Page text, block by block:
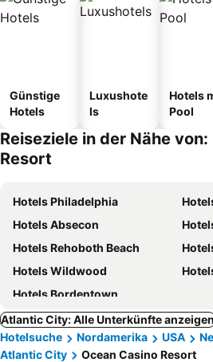
Günstige
Hotels
Luxushote
ls
Hotels
Pool
Reiseziele in der Nähe
Resort
Hotels Philadelphia
Hotels Absecon
Hotels Rehoboth Beach
Hotels Wildwood
Hotels Bordentown
Atlantic City: Alle Unterkünfte
Hotelsuche
Nordamerika USA
Atlantic City
Ocean Casino Resort